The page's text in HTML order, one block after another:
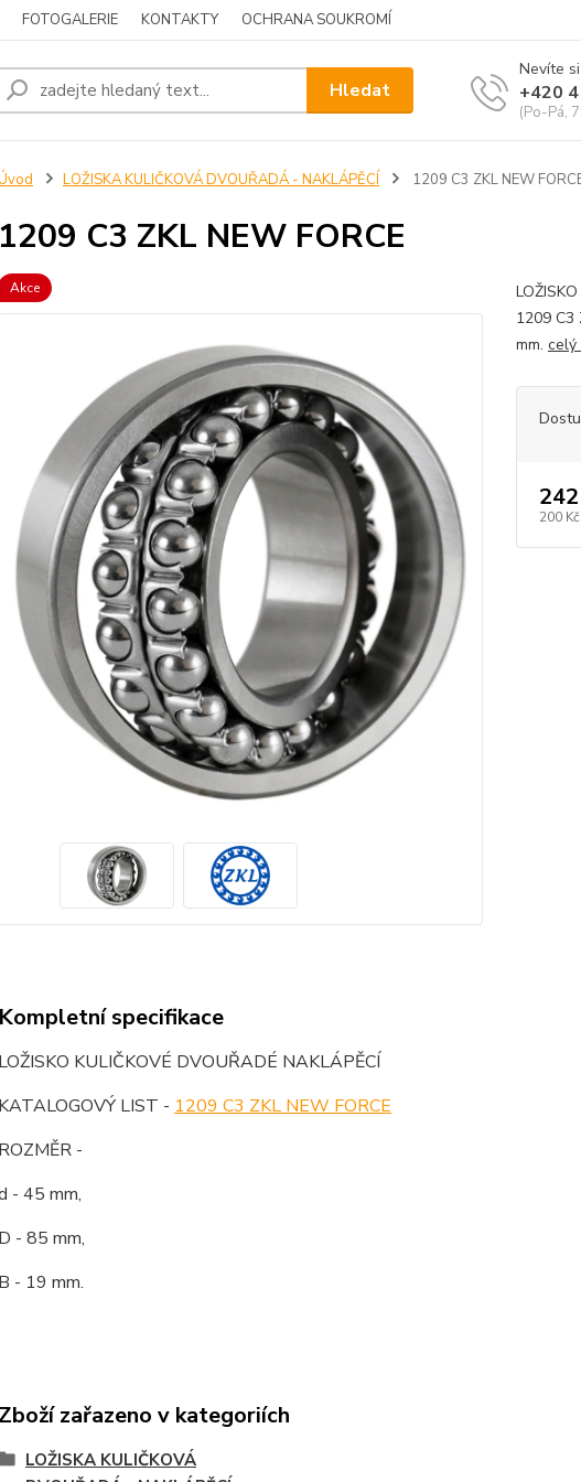
FOTOGALERIE KONTAKTY OCHRANA SOUKROMÍ
Hledat
Nevíte
+420
(Po-Pá,
LOŽISKA KULIČKOVÁ DVOUŘADÁ - NAKLÁPĚCÍ 1209 C3 ZKL NEW
1209 C3 ZKL NEW FORCE
Akce
1209 C3
mm. celý
200 Kč
Kompletní specifikace
LOŽISKO KULIČKOVÉ DVOUŘADÉ NAKLÁPĚCÍ
KATALOGOVÝ LIST - 1209 C3 ZKL NEW FORCE
ROZMĚR -
- 45 mm,
D - 85 mm,
B - 19 mm.
Zboží zařazeno v kategoriích
LOŽISKA KULIČKOVÁ